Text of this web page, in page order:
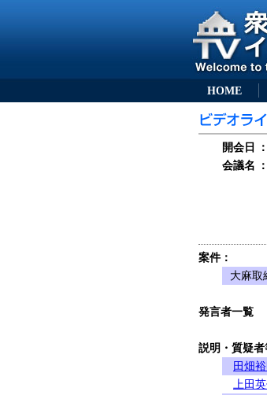
HOME
開会日 ：
会議名
：
案件：
大麻取
発言者一覧
説明・質疑者
田畑
上田